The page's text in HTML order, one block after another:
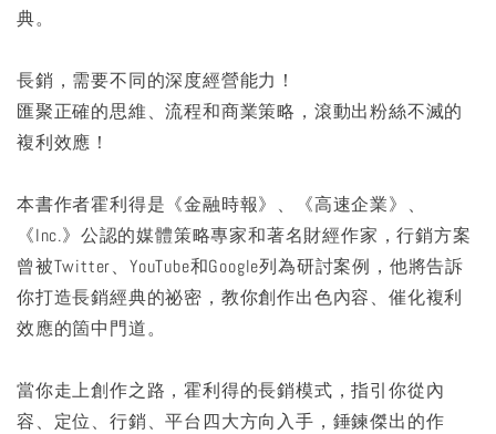
典。
長銷，需要不同的深度經營能力！
匯聚正確的思維、流程和商業策略，滾動出粉絲不滅的
複利效應！
本書作者霍利得是《金融時報》、《高速企業》、
《Inc.》公認的媒體策略專家和著名財經作家，行銷方案
曾被Twitter、YouTube和Google列為研討案例，他將告訴
你打造長銷經典的祕密，教你創作出色內容、催化複利
效應的箇中門道。
當你走上創作之路，霍利得的長銷模式，指引你從內
容、定位、行銷、平台四大方向入手，錘鍊傑出的作